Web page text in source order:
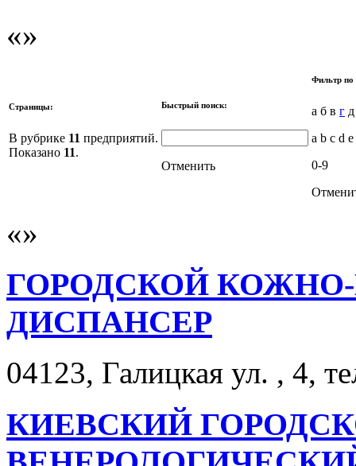
Страницы:
В рубрике 11 предприятий.
Показано 11.
Быстрый поиск:
Отменить
Фильтр по
а б в г
a b c d
0-9
ГОРОДСКОЙ
ДИСПАНСЕР
04123, Галицкая ул. , 4,
КИЕВСКИЙ